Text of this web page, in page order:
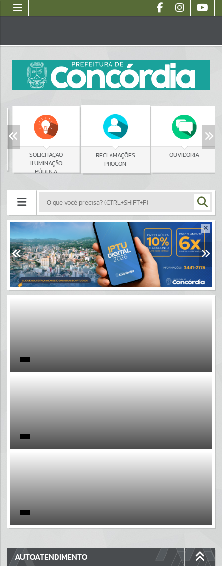
SOLICITAÇÃO
ILUMINAÇÃO
PÚBLICA
RECLAMAÇÕES
PROCON
OUVIDORIA
Portais
Por favor, aguarde...
Por favor, aguarde...
Por favor, aguarde...
GALERIAS
AUTOATENDIMENTO